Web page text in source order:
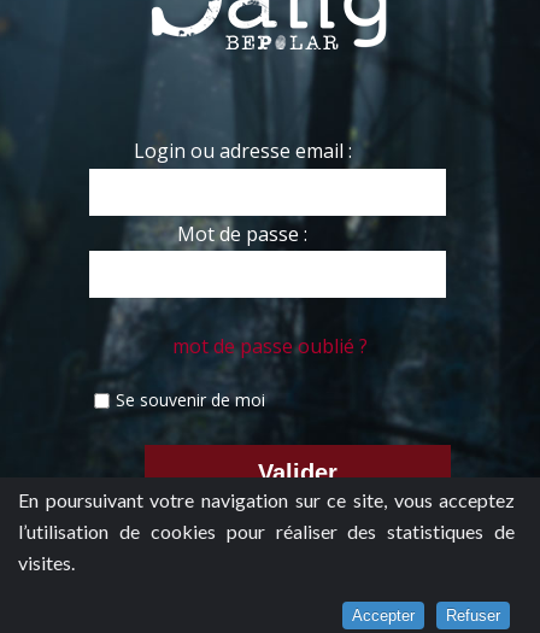
En poursuivant votre navigation sur ce site, vous acceptez
l’utilisation de cookies pour réaliser des statistiques de
visites.
Accepter Refuser
Login ou adresse email :
Mot de passe :
mot de passe oublié ?
Se souvenir de moi